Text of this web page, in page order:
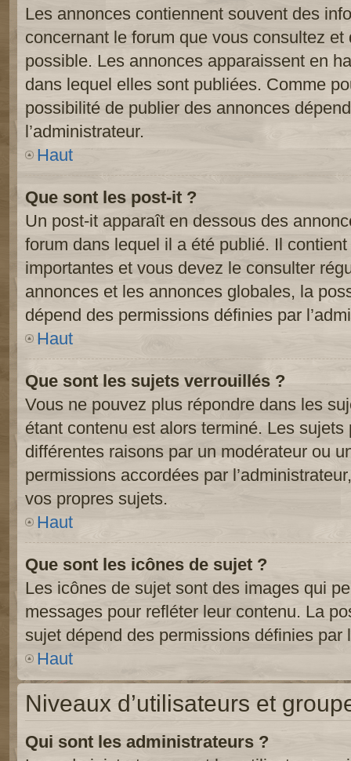
Les annonces contiennent souvent des
concernant le forum que vous consultez
possible. Les annonces apparaissent en
dans lequel elles sont publiées. Comme
possibilité de publier des annonces
l’administrateur.
Haut
Que sont les post-it ?
Un post-it apparaît en dessous des
forum dans lequel il a été publié. Il
importantes et vous devez le consulter
annonces et les annonces globales, la
dépend des permissions définies par
Haut
Que sont les sujets verrouillés ?
Vous ne pouvez plus répondre dans les
étant contenu est alors terminé. Les
différentes raisons par un modérateur ou
permissions accordées par
vos propres sujets.
Haut
Que sont les icônes de sujet ?
Les icônes de sujet sont des images qui
messages pour refléter leur contenu. La
sujet dépend des permissions définies par
Haut
Niveaux d’utilisateurs et
Qui sont les administrateurs ?